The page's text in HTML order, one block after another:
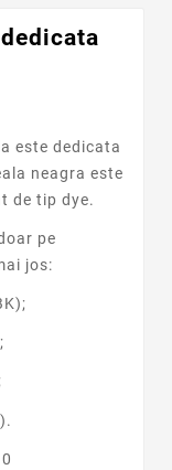
este dedicata
neagra este
de tip dye.
pe
jos:
;
;
.